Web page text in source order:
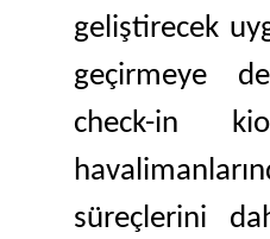
geliştirecek
geçirmeye
check-in
süreçlerini